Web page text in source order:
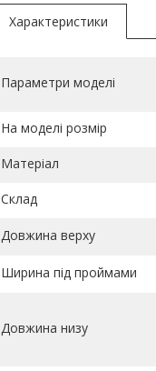
Характеристики
Параметри моделі
На моделі розмір
Матеріал
Склад
Довжина верху
Ширина під проймами
Довжина низу